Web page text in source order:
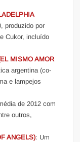
produzido por
Cukor, incluído
MISMO AMOR
argentina (co-
e lampejos
de 2012 com
outros,
ANGELS): Um